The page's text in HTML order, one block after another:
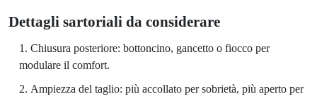
Dettagli sartoriali da considerare
Chiusura posteriore: bottoncino, gancetto o fiocco per
modulare il comfort.
Ampiezza del taglio: più accollato per sobrietà, più aperto per